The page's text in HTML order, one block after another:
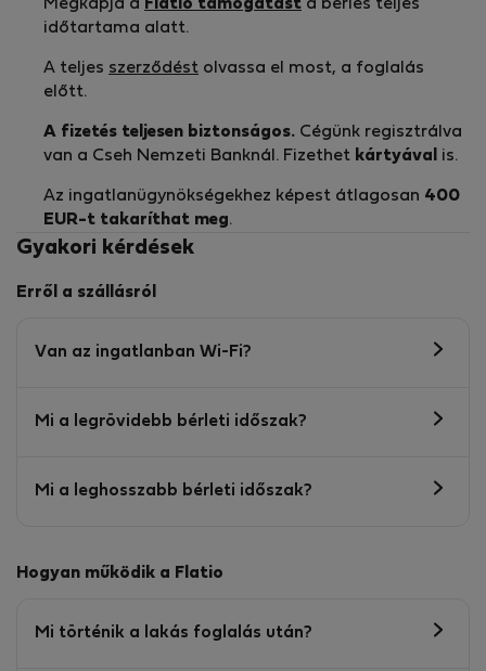
Megkapja a Flatio támogatást a bérlés teljes
időtartama alatt.
A teljes szerződést olvassa el most, a foglalás
előtt.
A fizetés teljesen biztonságos. Cégünk regisztrálva
van a Cseh Nemzeti Banknál. Fizethet kártyával is.
Az ingatlanügynökségekhez képest átlagosan 400
EUR-t takaríthat meg.
Gyakori kérdések
Erről a szállásról
Van az ingatlanban Wi-Fi?
Mi a legrövidebb bérleti időszak?
Mi a leghosszabb bérleti időszak?
Hogyan működik a Flatio
Mi történik a lakás foglalás után?